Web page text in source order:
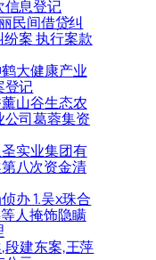
信息登记
民间借贷纠
纷案 执行案款
大健康产业
登记
山谷生态农
司葛蓉集资
实业集团有
八次资金清
办 1.吴x珠合
人掩饰隐瞒
段建东案,王萍